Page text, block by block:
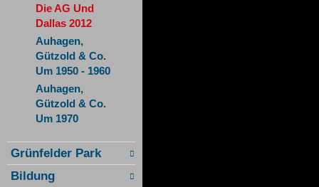
Die AG Und
Dallas 2012
Auhagen,
Gützold & Co.
Um 1950 - 1960
Auhagen,
Gützold & Co.
Um 1970
Grünfelder Park
Bildung